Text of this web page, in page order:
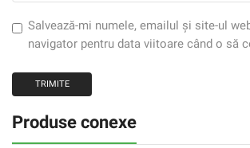
Salvează-mi numele, emailul și site-ul
navigator pentru data viitoare când o să
Produse conexe